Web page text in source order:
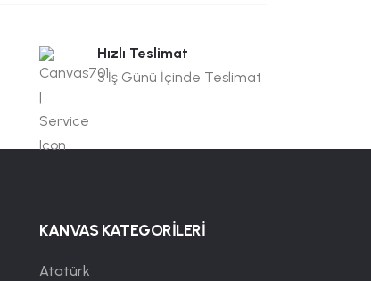
Hızlı Teslimat
3 İş Günü İçinde Teslimat
KANVAS KATEGORİLERİ
Atatürk